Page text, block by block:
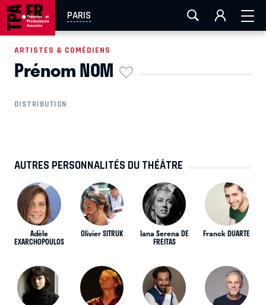
PARIS
AIX-MARSEILLE LA ROCHELLE
EN TOURNÉE
ARTISTES & COMÉDIENS
Prénom NOM
DISTRIBUTION
AUTRES PERSONNALITÉS DU THÉÂTRE
Adèle
EXARCHOPOULOS
Olivier SITRUK Iana Serena DE
FREITAS
Franck DUARTE